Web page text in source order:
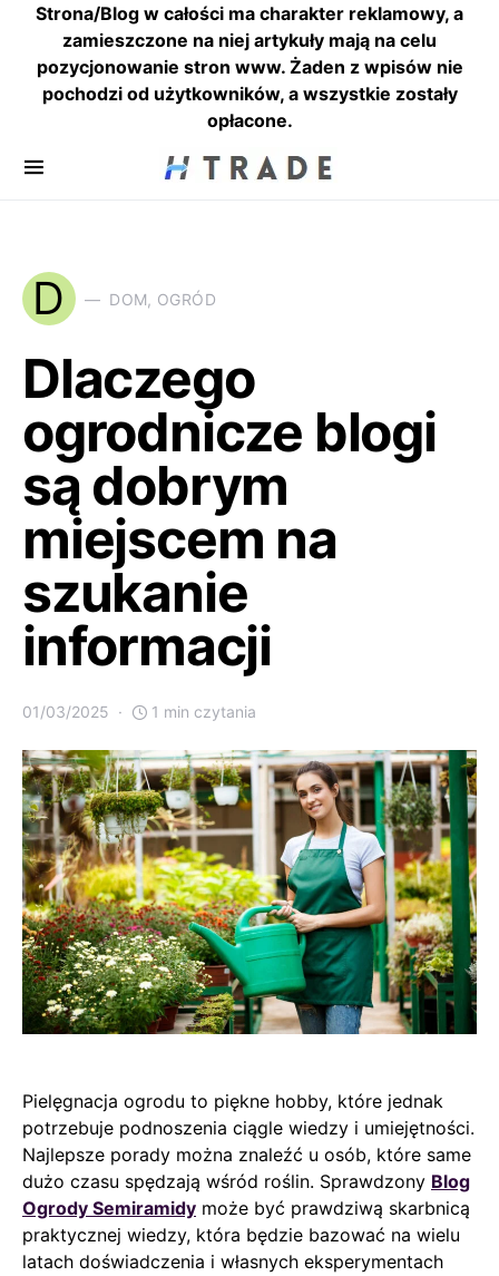
Strona/Blog w całości ma charakter reklamowy, a
zamieszczone na niej artykuły mają na celu
pozycjonowanie stron www. Żaden z wpisów nie
pochodzi od użytkowników, a wszystkie zostały
opłacone.
D DOM, OGRÓD
Dlaczego
ogrodnicze blogi
są dobrym
miejscem na
szukanie
informacji
01/03/2025 1 min czytania
Pielęgnacja ogrodu to piękne hobby, które jednak
potrzebuje podnoszenia ciągle wiedzy i umiejętności.
Najlepsze porady można znaleźć u osób, które same
dużo czasu spędzają wśród roślin. Sprawdzony Blog
Ogrody Semiramidy może być prawdziwą skarbnicą
praktycznej wiedzy, która będzie bazować na wielu
latach doświadczenia i własnych eksperymentach